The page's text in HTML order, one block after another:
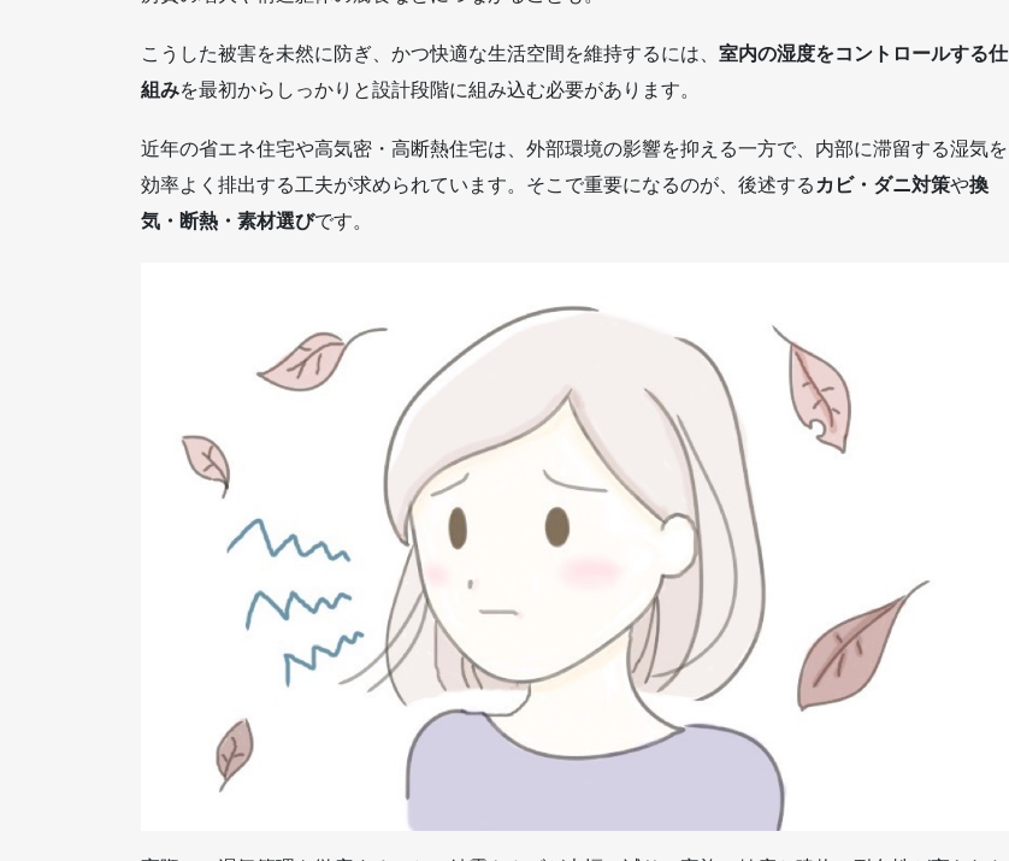
こうした被害を未然に防ぎ、かつ快適な生活空間を維持するには、 室内の湿度をコントロールする仕
組みを最初からしっかりと設計段階に組み込む必要があります。
近年の省エネ住宅や高気密・高断熱住宅は、外部環境の影響を抑える一方で、内部に滞留する湿気を
効率よく排出する工夫が求められています。そこで重要になるのが、後述する カビ・ダニ対策や換
気・断熱・素材選びです。